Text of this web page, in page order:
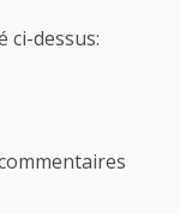
ci-dessus: